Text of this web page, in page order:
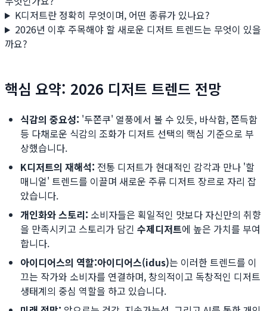
K디저트란 정확히 무엇이며, 어떤 종류가 있나요?
2026년 이후 주목해야 할 새로운 디저트 트렌드는 무엇이 있을
까요?
핵심 요약: 2026 디저트 트렌드 전망
식감의 중요성: '두쫀쿠' 열풍에서 볼 수 있듯, 바삭함, 쫀득함
등 다채로운 식감의 조화가 디저트 선택의 핵심 기준으로 부
상했습니다.
K디저트의 재해석: 전통 디저트가 현대적인 감각과 만나 '할
매니얼' 트렌드를 이끌며 새로운 주류 디저트 장르로 자리 잡
았습니다.
개인화와 스토리: 소비자들은 획일적인 맛보다 자신만의 취향
을 만족시키고 스토리가 담긴 수제디저트에 높은 가치를 부여
합니다.
아이디어스의 역할:아이디어스(idus)는 이러한 트렌드를 이
끄는 작가와 소비자를 연결하며, 창의적이고 독창적인 디저트
생태계의 중심 역할을 하고 있습니다.